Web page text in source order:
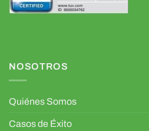
NOSOTROS
Quiénes Somos
Casos de Éxito